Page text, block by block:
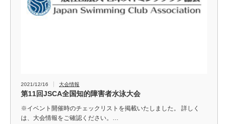
2021/12/16 大会情報
第11回JSCA全国知的障害者水泳大会
※イベント開催時のチェックリストを掲載いたしました。 詳しく
は、大会情報をご確認ください。…